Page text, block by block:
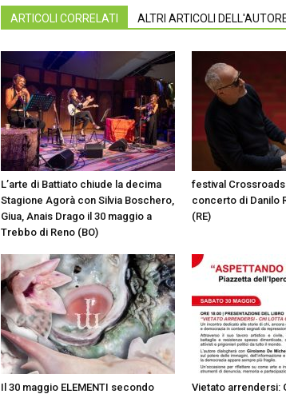
ARTICOLI CORRELATI ALTRI ARTICOLI
L’arte di Battiato chiude la decima
Stagione Agorà con Silvia Boschero,
Giua, Anais Drago il 30 maggio a
Trebbo di Reno (BO)
festival
concerto di Danilo
(RE)
Il 30 maggio ELEMENTI secondo
Vietato arrendersi: